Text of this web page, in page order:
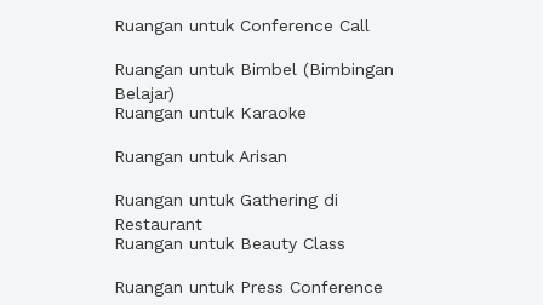
Ruangan untuk Conference Call
Ruangan untuk Bimbel (Bimbingan
Belajar)
Ruangan untuk Karaoke
Ruangan untuk Arisan
Ruangan untuk Gathering di
Restaurant
Ruangan untuk Beauty Class
Ruangan untuk Press Conference